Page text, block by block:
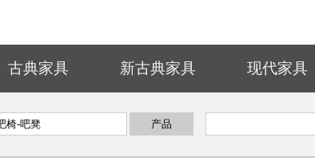
古典家具 新古典家具 现代家具